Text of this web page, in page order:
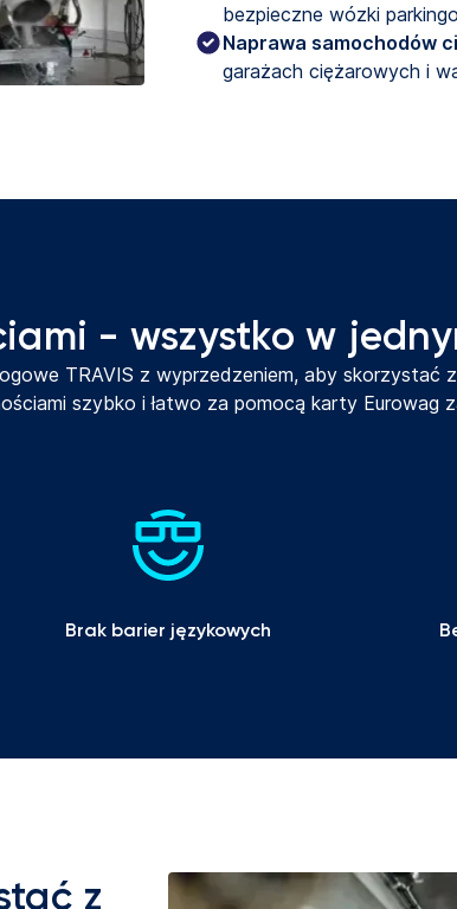
bezpieczne wózki
Naprawa samochodów
garażach ciężarowych i
- wszystko w
TRAVIS z wyprzedzeniem, aby skorzystać
szybko i łatwo za pomocą karty Eurowag
Brak barier językowych
z